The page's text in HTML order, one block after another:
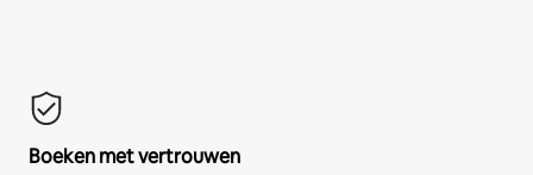
Boeken met vertrouwen